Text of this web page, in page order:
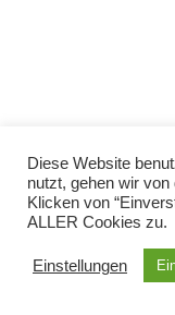
Diese Website
nutzt, gehen wir
Klicken von
ALLER Cookies zu.
Einstellungen